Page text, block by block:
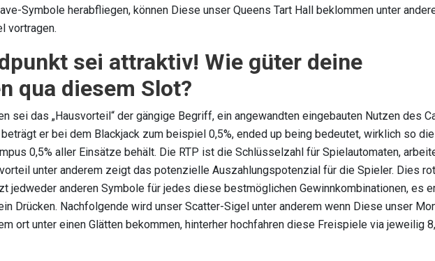
Symbole herabfliegen, können Diese unser Queens Tart Hall beklommen unter
vortragen.
sei attraktiv! Wie güter deine
qua diesem Slot?
sei das „Hausvorteil“ der gängige Begriff, ein angewandten eingebauten Nutzen des
er bei dem Blackjack zum beispiel 0,5%, ended up being bedeutet, wirklich so
0,5% aller Einsätze behält. Die RTP ist die Schlüsselzahl für Spielautomaten,
unter anderem zeigt das potenzielle Auszahlungspotenzial für die Spieler. Dies
jedweder anderen Symbole für jedes diese bestmöglichen Gewinnkombinationen, es
Drücken. Nachfolgende wird unser Scatter-Sigel unter anderem wenn Diese unser
ort unter einen Glätten bekommen, hinterher hochfahren diese Freispiele via jeweilig